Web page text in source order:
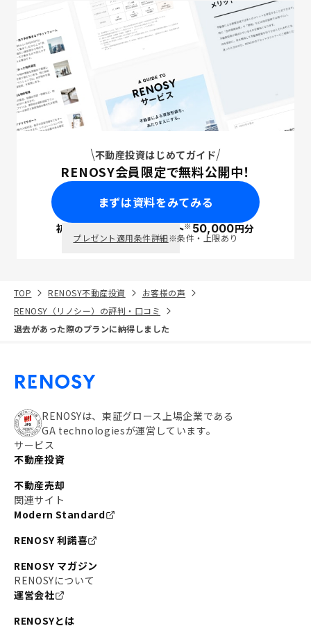
不動産投資はじめてガイド
RENOSY会員限定で無料公開中！
まずは資料をみてみる
初回面談で ポイント※50,000円分
プレゼント適用条件詳細※条件・上限あり
TOP RENOSY不動産投資
お客様の声
RENOSY（リノシー）の評判・口コミ
退去があった際のプランに納得しました
RENOSYは、東証グロース上場企業である
GA technologiesが運営しています。
サービス
不動産投資
不動産売却
関連サイト
Modern Standard
RENOSY 利諾喜
RENOSY マガジン
RENOSYについて
運営会社
RENOSYとは